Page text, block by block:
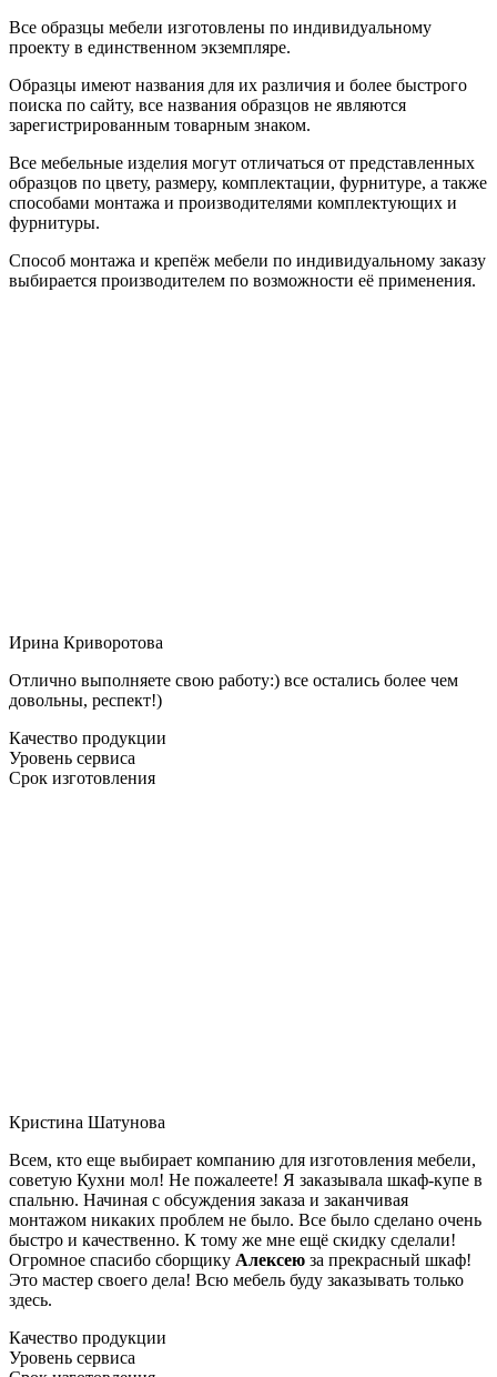
Все образцы мебели изготовлены по индивидуальному
проекту в единственном экземпляре.
Образцы имеют названия для их различия и более быстрого
поиска по сайту, все названия образцов не являются
зарегистрированным товарным знаком.
Все мебельные изделия могут отличаться от представленных
образцов по цвету, размеру, комплектации, фурнитуре, а также
способами монтажа и производителями комплектующих и
фурнитуры.
Способ монтажа и крепёж мебели по индивидуальному заказу
выбирается производителем по возможности её применения.
Ирина Криворотова
Отлично выполняете свою работу:) все остались более чем
довольны, респект!)
Качество продукции
Уровень сервиса
Срок изготовления
Кристина Шатунова
Всем, кто еще выбирает компанию для изготовления мебели,
советую Кухни мол! Не пожалеете! Я заказывала шкаф-купе в
спальню. Начиная с обсуждения заказа и заканчивая
монтажом никаких проблем не было. Все было сделано очень
быстро и качественно. К тому же мне ещё скидку сделали!
Огромное спасибо сборщику Алексею за прекрасный шкаф!
Это мастер своего дела! Всю мебель буду заказывать только
здесь.
Качество продукции
Уровень сервиса